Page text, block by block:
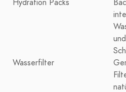
Hydration Packs
und
Wasserfilter